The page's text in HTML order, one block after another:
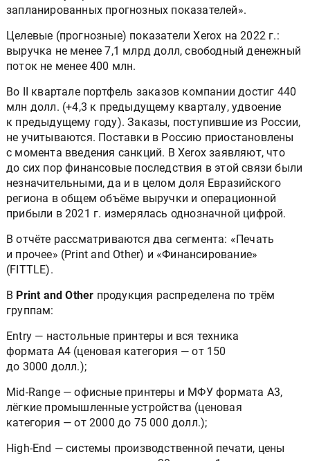
запланированных прогнозных показателей».
Целевые (прогнозные) показатели Xerox на 2022 г.:
выручка не менее 7,1 млрд долл, свободный денежный
поток не менее 400 млн.
Во II квартале портфель заказов компании достиг 440
млн долл. (+4,3 к предыдущему кварталу, удвоение
к предыдущему году). Заказы, поступившие из России,
не учитываются. Поставки в Россию приостановлены
с момента введения санкций. В Xerox заявляют, что
до сих пор финансовые последствия в этой связи были
незначительными, да и в целом доля Евразийского
региона в общем объёме выручки и операционной
прибыли в 2021 г. измерялась однозначной цифрой.
В отчёте рассматриваются два сегмента: «Печать
и прочее» (Print and Other) и «Финансирование»
(FITTLE).
В Print and Other продукция распределена по трём
группам:
Entry — настольные принтеры и вся техника
формата А4 (ценовая категория — от 150
до 3000 долл.);
Mid-Range — офисные принтеры и МФУ формата А3,
лёгкие промышленные устройства (ценовая
категория — от 2000 до 75 000 долл.);
High-End — системы производственной печати, цены